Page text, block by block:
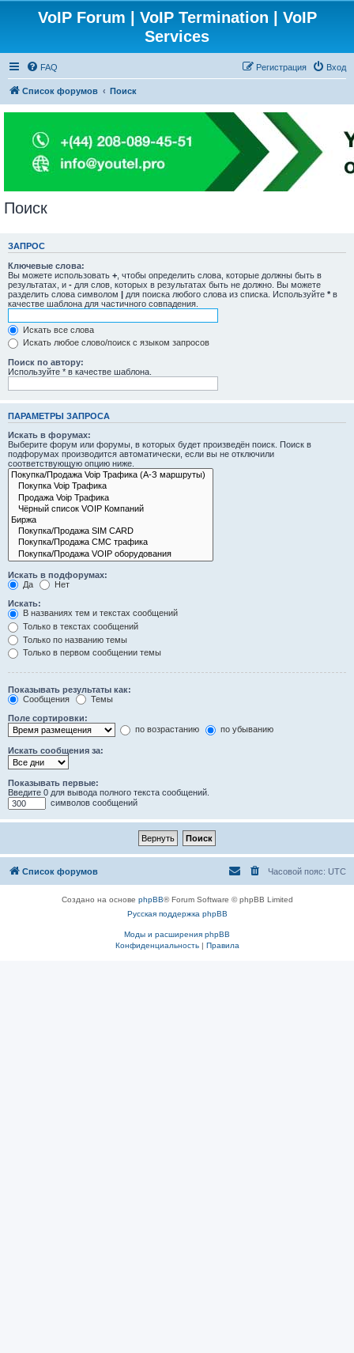
VoIP Forum | VoIP Termination | VoIP
Services
FAQ Вход
Регистрация
Список форумов Поиск
Поиск
ЗАПРОС
Ключевые слова:
Вы можете использовать + , чтобы определить слова, которые должны быть в
результатах, и - для слов, которых в результатах быть не должно. Вы можете
разделить слова символом | для поиска любого слова из списка. Используйте * в
качестве шаблона для частичного совпадения.
Искать все слова
Искать любое слово/поиск с языком запросов
Поиск по автору:
Используйте * в качестве шаблона.
ПАРАМЕТРЫ ЗАПРОСА
Искать в форумах:
Выберите форум или форумы, в которых будет произведён поиск. Поиск в
подфорумах производится автоматически, если вы не отключили
соответствующую опцию ниже.
Искать в подфорумах:
Да
Нет
Искать:
В названиях тем и текстах сообщений
Только в текстах сообщений
Только по названию темы
Только в первом сообщении темы
Показывать результаты как:
Сообщения
Темы
Поле сортировки:
по возрастанию
по убыванию
Искать сообщения за:
Показывать первые:
Введите 0 для вывода полного текста сообщений.
символов сообщений
Список форумов Часовой пояс: UTC
Создано на основе phpBB® Forum Software © phpBB Limited
Русская поддержка phpBB
Моды и расширения phpBB
Конфиденциальность| Правила